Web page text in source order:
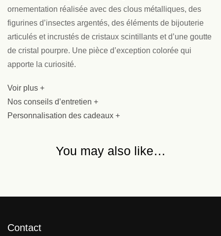
ornementation réalisée avec des clous métalliques, des
figurines d’insectes argentés, des éléments de bijouterie
articulés et incrustés de cristaux scintillants et d’une goutte
de cristal pourpre. Une pièce d’exception colorée qui
apporte la curiosité.
Voir plus +
Nos conseils d’entretien +
Personnalisation des cadeaux +
You may also like…
Contact